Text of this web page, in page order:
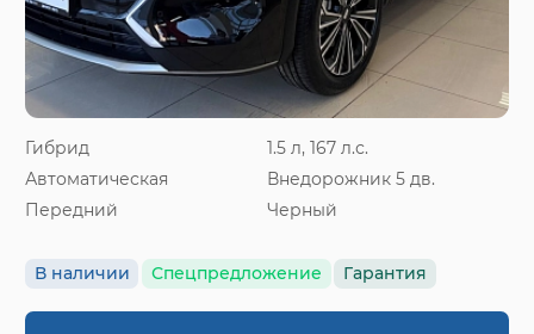
Гибрид
1.5 л, 167 л.с.
Автоматическая
Внедорожник 5 дв.
Передний
Черный
В наличии Спецпредложение Гарантия